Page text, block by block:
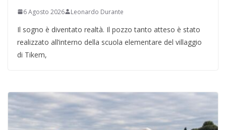
6 Agosto 2026 Leonardo Durante
Il sogno è diventato realtà. Il pozzo tanto atteso è stato
realizzato all’interno della scuola elementare del villaggio
di Tikem,